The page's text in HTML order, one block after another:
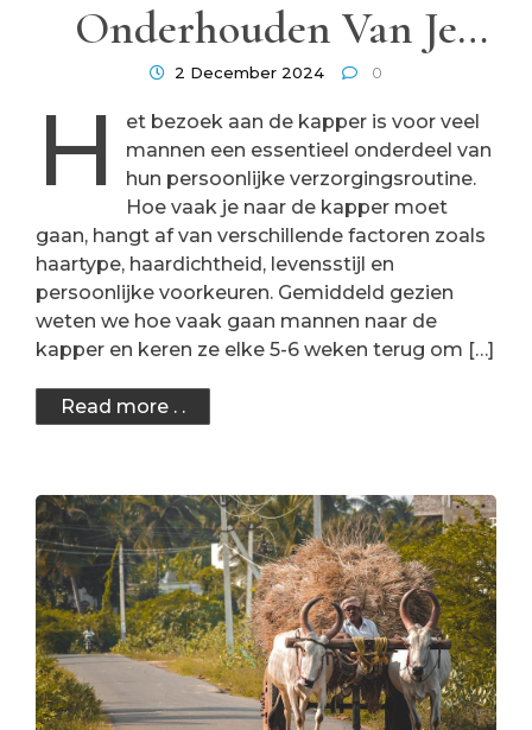
Onderhouden Van Je
Kapsel En
Haarverzorging
2 December 2024 0
H
et bezoek aan de kapper is voor veel
mannen een essentieel onderdeel van
hun persoonlijke verzorgingsroutine.
Hoe vaak je naar de kapper moet
gaan, hangt af van verschillende factoren zoals
haartype, haardichtheid, levensstijl en
persoonlijke voorkeuren. Gemiddeld gezien
weten we hoe vaak gaan mannen naar de
kapper en keren ze elke 5-6 weken terug om […]
Read more . .